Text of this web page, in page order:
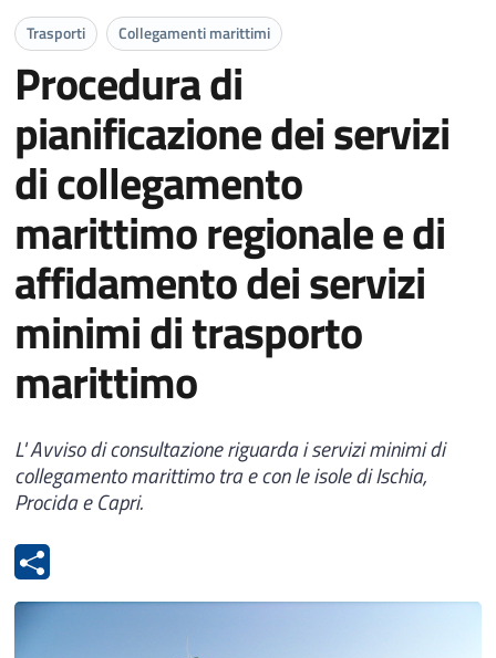
Trasporti Collegamenti marittimi
Procedura di
pianificazione dei servizi
di collegamento
marittimo regionale e di
affidamento dei servizi
minimi di trasporto
marittimo
L' Avviso di consultazione riguarda i servizi minimi di
collegamento marittimo tra e con le isole di Ischia,
Procida e Capri.